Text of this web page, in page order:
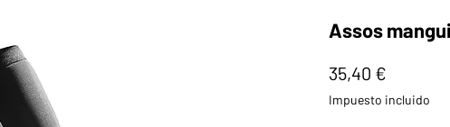
Assos
35,40 €
Impuesto incluido